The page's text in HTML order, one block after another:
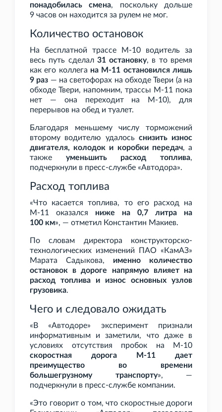
понадобилась смена, поскольку дольше
9 часов он находится за рулем не мог.
Количество остановок
На бесплатной трассе М-10 водитель за
весь путь сделал 31 остановку, в то время
как его коллега на М-11 остановился лишь
9 раз — на светофорах на обходе Твери (а на
обходе Твери, напомним, трассы М-11 пока
нет — она переходит на М-10), для
перерывов на обед и туалет.
Благодаря меньшему числу торможений
второму водителю удалось снизить износ
двигателя, колодок и коробки передач, а
также уменьшить расход топлива,
подчеркнули в пресс-службе «Автодора».
Расход топлива
«Что касается топлива, то его расход на
М-11 оказался ниже на 0,7
литра на
100 км», — отметил Константин Макиев.
По словам директора конструкторско-
технологических изменений ПАО
«КамАЗ»
Марата Садыкова, именно количество
остановок в дороге напрямую влияет на
расход топлива и износ основных узлов
грузовика.
Чего и следовало ожидать
«В «Автодоре» эксперимент признали
информативным и заметили, что даже в
условиях отсутствия пробок на М-10
скоростная дорога М-11 дает
преимущество во времени
большегрузному транспорту», —
подчеркнули в пресс-службе компании.
«Это говорит о том, что скоростные дороги